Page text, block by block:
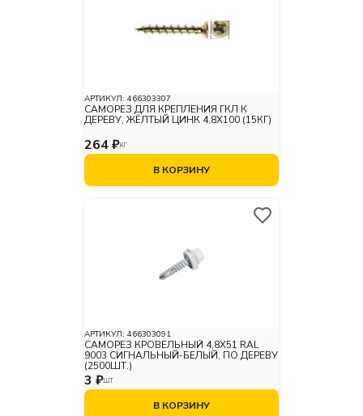
АРТИКУЛ: 466303307
САМОРЕЗ ДЛЯ КРЕПЛЕНИЯ ГКЛ К
ДЕРЕВУ, ЖЁЛТЫЙ ЦИНК 4,8X100 (15КГ)
264 ₽КГ
В КОРЗИНУ
АРТИКУЛ: 466303091
САМОРЕЗ КРОВЕЛЬНЫЙ 4,8X51 RAL
9003 СИГНАЛЬНЫЙ-БЕЛЫЙ, ПО ДЕРЕВУ
(2500ШТ.)
3 ₽ШТ
В КОРЗИНУ